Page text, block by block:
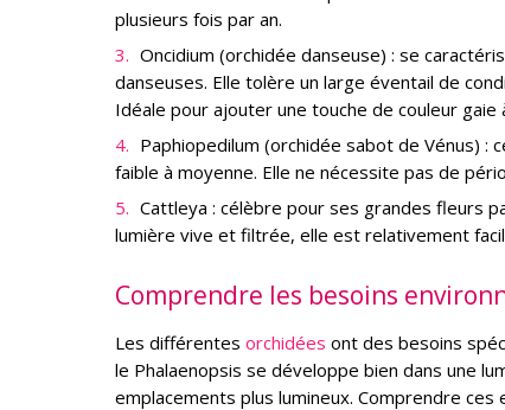
plusieurs fois par an.
Oncidium (orchidée danseuse) : se
danseuses. Elle tolère un large éventail de
Idéale pour ajouter une touche de couleur
Paphiopedilum (orchidée sabot de Vénus)
faible à moyenne. Elle ne nécessite pas de
Cattleya : célèbre pour ses grandes fleurs
lumière vive et filtrée, elle est relativement
Comprendre les besoins
Les différentes orchidées ont des besoins
le Phalaenopsis se développe bien dans une
emplacements plus lumineux. Comprendre